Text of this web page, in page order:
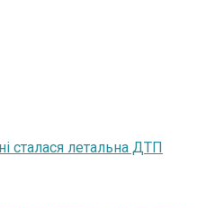
сталася летальна ДТП